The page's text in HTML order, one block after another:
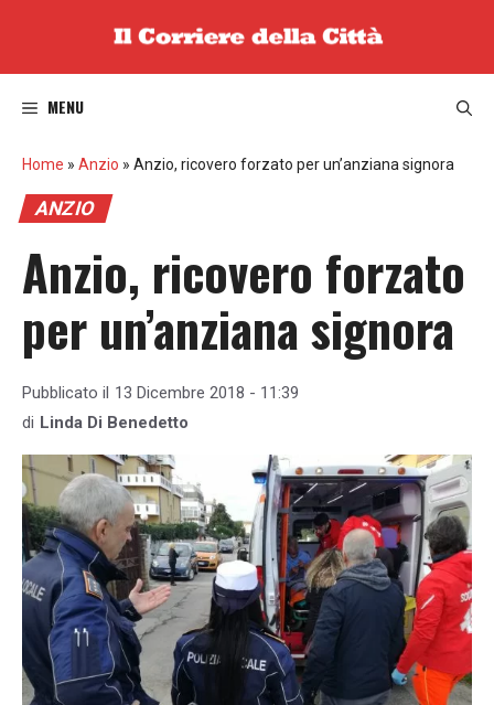
MENU
Home » Anzio » Anzio, ricovero forzato per un’anziana signora
ANZIO
Anzio, ricovero forzato
per un’anziana signora
Pubblicato il 13 Dicembre 2018 - 11:39
di Linda Di Benedetto